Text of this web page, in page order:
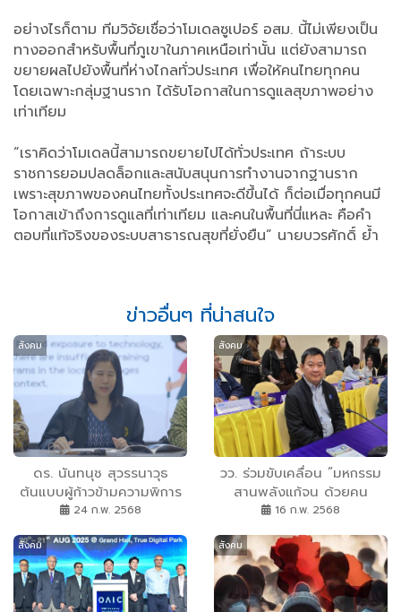
อย่างไรก็ตาม ทีมวิจัยเชื่อว่าโมเดลซูเปอร์ อสม. นี้ไม่เพียงเป็น
ทางออกสำหรับพื้นที่ภูเขาในภาคเหนือเท่านั้น แต่ยังสามารถ
ขยายผลไปยังพื้นที่ห่างไกลทั่วประเทศ เพื่อให้คนไทยทุกคน
โดยเฉพาะกลุ่มฐานราก ได้รับโอกาสในการดูแลสุขภาพอย่าง
เท่าเทียม
“เราคิดว่าโมเดลนี้สามารถขยายไปได้ทั่วประเทศ ถ้าระบบ
ราชการยอมปลดล็อกและสนับสนุนการทำงานจากฐานราก
เพราะสุขภาพของคนไทยทั้งประเทศจะดีขึ้นได้ ก็ต่อเมื่อทุกคนมี
โอกาสเข้าถึงการดูแลที่เท่าเทียม และคนในพื้นที่นี่แหละ คือคำ
ตอบที่แท้จริงของระบบสาธารณสุขที่ยั่งยืน” นายบวรศักดิ์ ย้ำ
ข่าวอื่นๆ ที่น่าสนใจ
สังคม
ดร. นันทนุช สุวรรนาวุธ
ต้นแบบผู้ก้าวข้ามความพิการ
ปลดล็อกศักยภาพตัวเอง แนะ
เรียนรู้สิ่งใหม่ เตรียมตัวให้
พร้อมกับโอกาสที่เข้ามา
24 ก.พ. 2568
สังคม
วว. ร่วมขับเคลื่อน ”มหกรรม
สานพลังแก้จน ด้วยคน
บุรีรัมย์” โชว์ผลงานสร้าง
16 ก.พ. 2568
สังคม สังคม